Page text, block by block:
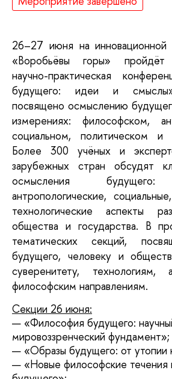
26–27 июня на
«Воробьёвы горы» пройдёт
научно-практическая
будущего: идеи и
посвящено осмыслению
измерениях: философском,
социальном, политическом и
Более 300 учёных и
зарубежных стран обсудят
осмысления будущего:
антропологические,
технологические аспекты
общества и государства. В
тематических секций,
будущего, человеку и
суверенитету,
философским направлениям.
Секции 26 июня:
— «Философия будущего:
мировоззренческий фундамент»;
— «Образы будущего: от утопии
— «Новые философские течения